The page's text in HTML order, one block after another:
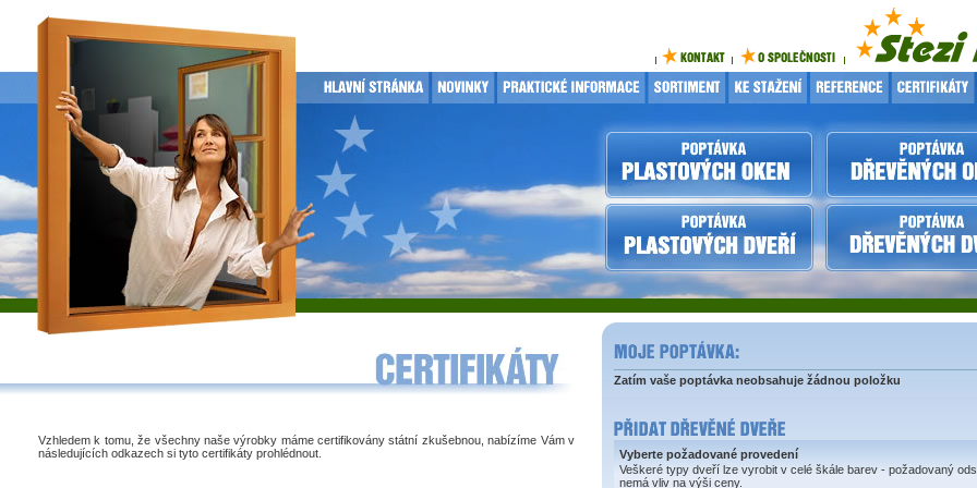
Vzhledem k tomu, že všechny naše výrobky máme certifikovány státní zkušebnou, nabízíme Vám v
následujících odkazech si tyto certifikáty prohlédnout.
Zatím vaše poptávka neobsahuje žádnou položku
Vyberte požadované provedení
Veškeré typy dveří lze vyrobit v celé škále barev - požadovaný
nemá vliv na výši ceny.